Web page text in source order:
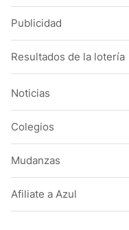
Publicidad
Resultados de la lotería
Noticias
Colegios
Mudanzas
Afiliate a Azul